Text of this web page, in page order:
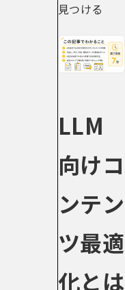
見つける
LLM
向けコ
ンテン
ツ最適
化とは